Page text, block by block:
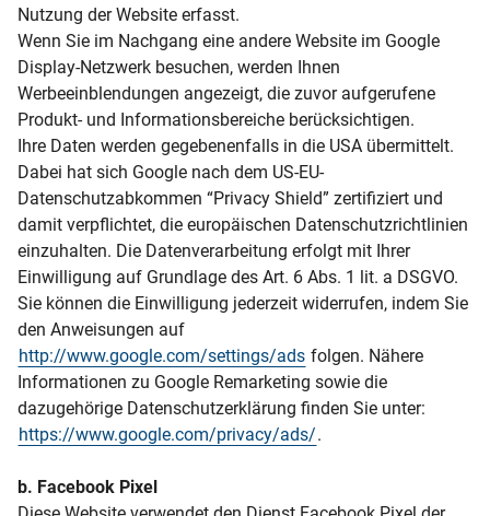
Nutzung der Website erfasst.
Wenn Sie im Nachgang eine andere Website im Google
Display-Netzwerk besuchen, werden Ihnen
Werbeeinblendungen angezeigt, die zuvor aufgerufene
Produkt- und Informationsbereiche berücksichtigen.
Ihre Daten werden gegebenenfalls in die USA übermittelt.
Dabei hat sich Google nach dem US-EU-
Datenschutzabkommen “Privacy Shield” zertifiziert und
damit verpflichtet, die europäischen Datenschutzrichtlinien
einzuhalten. Die Datenverarbeitung erfolgt mit Ihrer
Einwilligung auf Grundlage des Art. 6 Abs. 1 lit. a DSGVO.
Sie können die Einwilligung jederzeit widerrufen, indem Sie
den Anweisungen auf
http://www.google.com/settings/ads folgen. Nähere
Informationen zu Google Remarketing sowie die
dazugehörige Datenschutzerklärung finden Sie unter:
https://www.google.com/privacy/ads/.
b. Facebook Pixel